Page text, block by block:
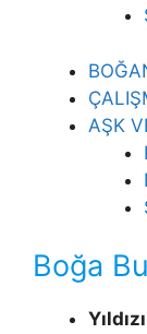
AŞK
Boğa